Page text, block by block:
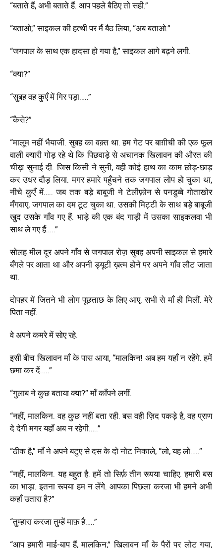
“बताते हैं, अभी बताते हैं. आप पहले बैठिए तो सही.”
“बताओ,” साइकल की हत्थी पर मैं बैठ लिया, “अब बताओ.”
“जगपाल के साथ एक हादसा हो गया है,” साइकल आगे बढ़ने लगी.
“क्या?”
“सुबह वह कुएँ में गिर पड़ा…..”
“कैसे?”
“मालूम नहीं भैयाजी. सुबह का वक़्त था. हम गेट पर बाग़ीची की एक फूल
वाली क्यारी गोड़ रहे थे कि पिछवाड़े से अचानक खिलावन की औरत की
चीख़ सुनाई दी. जिस किसी ने सुनी, वही कोई हाथ का काम छोड़-छाड़
कर उधर दौड़ लिया. मगर हमारे पहुँचने तक जगपाल लोप हो चुका था,
नीचे कुएँ में….. जब तक बड़े बाबूजी ने टेलीफ़ोन से पनडुब्बे गोताखोर
मँगवाए, जगपाल का दम टूट चुका था. उसकी मिट्टी के साथ बड़े बाबूजी
खुद उसके गाँव गए हैं. भाड़े की एक बंद गाड़ी में उसका साइकलवा भी
साथ ले गए हैं…..”
सोलह मील दूर अपने गाँव से जगपाल रोज़ सुबह अपनी साइकल से हमारे
बँगले पर आता था और अपनी ड्यूटी ख़त्म होने पर अपने गाँव लौट जाता
था.
दोपहर में जितने भी लोग पूछताछ के लिए आए, सभी से माँ ही मिलीं. मेरे
पिता नहीं.
वे अपने कमरे में सोए रहे.
इसी बीच खिलावन माँ के पास आया, “मालकिन! अब हम यहाँ न रहेंगे. हमें
छमा कर दें…..”
“गुलाब ने कुछ बताया क्या?” माँ काँपने लगीं.
“नहीं, मालकिन. वह कुछ नहीं बता रही. बस वही ज़िद पकड़े है, वह प्राण
दे देगी मगर यहाँ अब न रहेगी…..”
“ठीक है,” माँ ने अपने बटुए से दस के दो नोट निकाले, “लो, यह लो…..”
“नहीं, मालकिन. यह बहुत है. हमें तो सिर्फ़ तीन रूपया चाहिए. हमारी बस
का भाड़ा. इतना रूपया हम न लेंगे. आपका पिछला करजा भी हमने अभी
कहाँ उतारा है?”
“तुम्हारा करजा तुम्हें माफ़ है…..”
“आप हमारी माई-बाप हैं, मालकिन,” खिलावन माँ के पैरों पर लोट गया,